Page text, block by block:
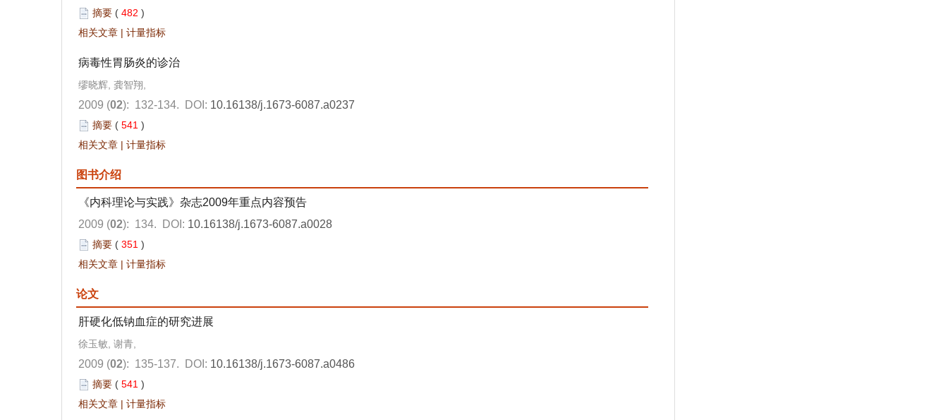
摘要 ( 482 )
相关文章 | 计量指标
病毒性胃肠炎的诊治
缪晓辉, 龚智翔,
2009 (02): 132-134. DOI: 10.16138/j.1673-6087.a0237
摘要 ( 541 )
相关文章 | 计量指标
图书介绍
《内科理论与实践》杂志2009年重点内容预告
2009 (02): 134. DOI: 10.16138/j.1673-6087.a0028
摘要 ( 351 )
相关文章 | 计量指标
论文
肝硬化低钠血症的研究进展
徐玉敏, 谢青,
2009 (02): 135-137. DOI: 10.16138/j.1673-6087.a0486
摘要 ( 541 )
相关文章 | 计量指标